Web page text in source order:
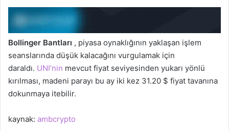
Bollinger Bantları , piyasa oynaklığının yaklaşan işlem
seanslarında düşük kalacağını vurgulamak için
daraldı. UNI’nin mevcut fiyat seviyesinden yukarı yönlü
kırılması, madeni parayı bu ay iki kez 31.20 $ fiyat tavanına
dokunmaya itebilir.
kaynak: ambcrypto